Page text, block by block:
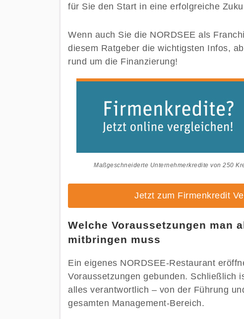
für Sie den Start in eine erfolgreiche
Wenn auch Sie die NORDSEE als
diesem Ratgeber die wichtigsten Infos,
rund um die Finanzierung!
Maßgeschneiderte Unternehmerkredite von 250
Jetzt zum Firmenkredit
Welche Voraussetzungen man
mitbringen muss
Ein eigenes NORDSEE-Restaurant
Voraussetzungen gebunden. Schließlich
alles verantwortlich – von der Führung
gesamten Management-Bereich.